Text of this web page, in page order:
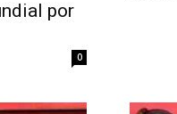
por
0